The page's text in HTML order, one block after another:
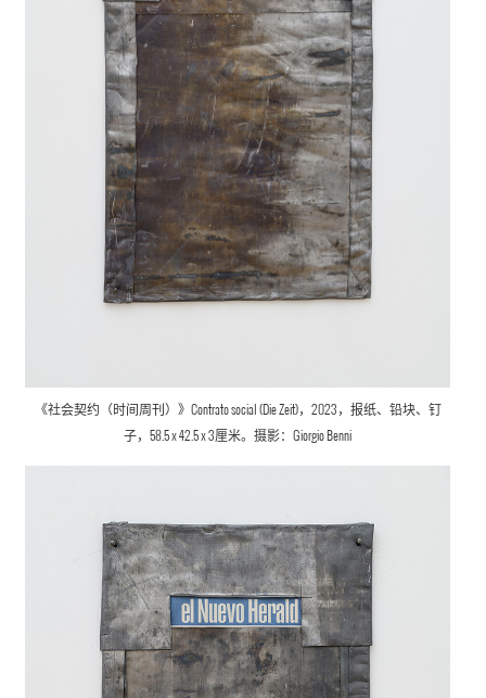
《社会契约（时间周刊）》Contrato social (Die Zeit)，2023，报纸、铅块、钉
子，58.5 x 42.5 x 3厘米。摄影：Giorgio Benni